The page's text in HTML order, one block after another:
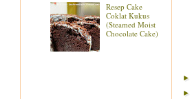
Resep Cake
Coklat Kukus
(Steamed Moist
Chocolate Cake)
►
►